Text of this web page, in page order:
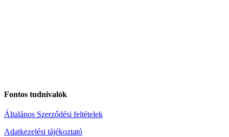
Fontos tudnivalók
Általános Szerződési feltételek
Adatkezelési tájékoztató